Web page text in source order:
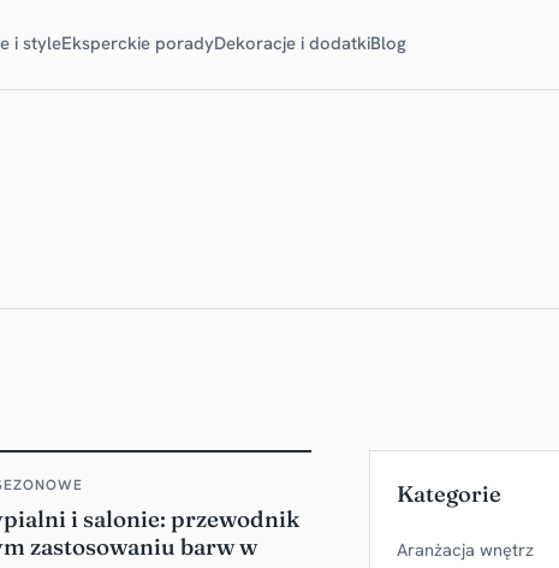
i styleEksperckie poradyDekoracje i dodatkiBlog
i salonie: przewodnik
zastosowaniu barw w
Kategorie
Aranżacja wnętrz